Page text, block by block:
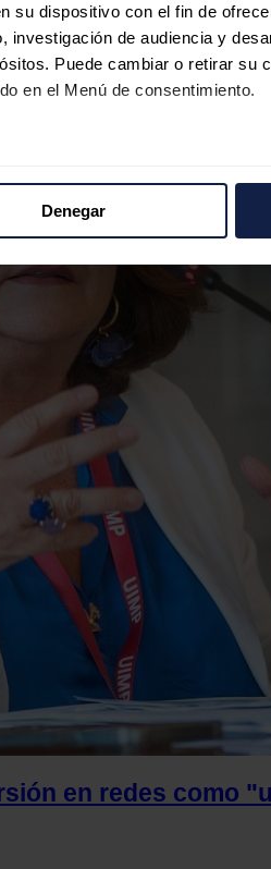
su dispositivo con el fin de
investigación de audiencia y
Puede cambiar o retirar su
en el Menú de consentimiento.
el contenido y los anuncios,
sobre el uso que haga del
combinarla con otra
de sus servicios.
Denegar
en redes como